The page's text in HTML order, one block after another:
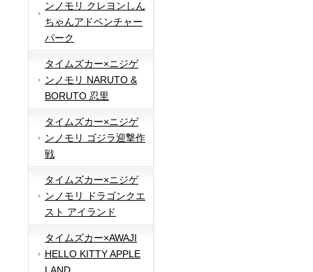
ンノモリ クレヨンしん
ちゃんアドベンチャー
パーク
タイムズカー×ニジゲ
ンノモリ NARUTO &
BORUTO 忍里
タイムズカー×ニジゲ
ンノモリ ゴジラ迎撃作
戦
タイムズカー×ニジゲ
ンノモリ ドラゴンクエ
スト アイランド
タイムズカー×AWAJI
HELLO KITTY APPLE